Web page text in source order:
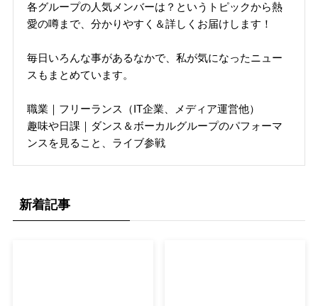
各グループの人気メンバーは？というトピックから熱
愛の噂まで、分かりやすく＆詳しくお届けします！
毎日いろんな事があるなかで、私が気になったニュー
スもまとめています。
職業｜フリーランス（IT企業、メディア運営他）
趣味や日課｜ダンス＆ボーカルグループのパフォーマ
ンスを見ること、ライブ参戦
新着記事